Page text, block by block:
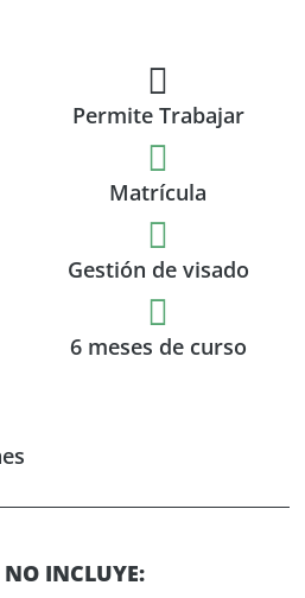
Permite Trabajar
Matrícula
Gestión de visado
6 meses de curso
NO INCLUYE: